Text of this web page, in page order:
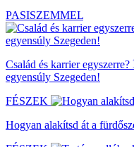
PASISZEMMEL
Család és karrier
egyensúly Szegeden!
FÉSZEK
Hogyan alakítsd át a